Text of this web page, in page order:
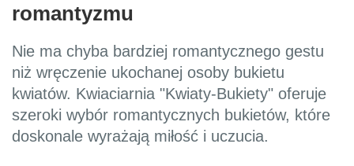
romantyzmu
Nie ma chyba bardziej romantycznego gestu
niż wręczenie ukochanej osoby bukietu
kwiatów. Kwiaciarnia "Kwiaty-Bukiety" oferuje
szeroki wybór romantycznych bukietów, które
doskonale wyrażają miłość i uczucia.